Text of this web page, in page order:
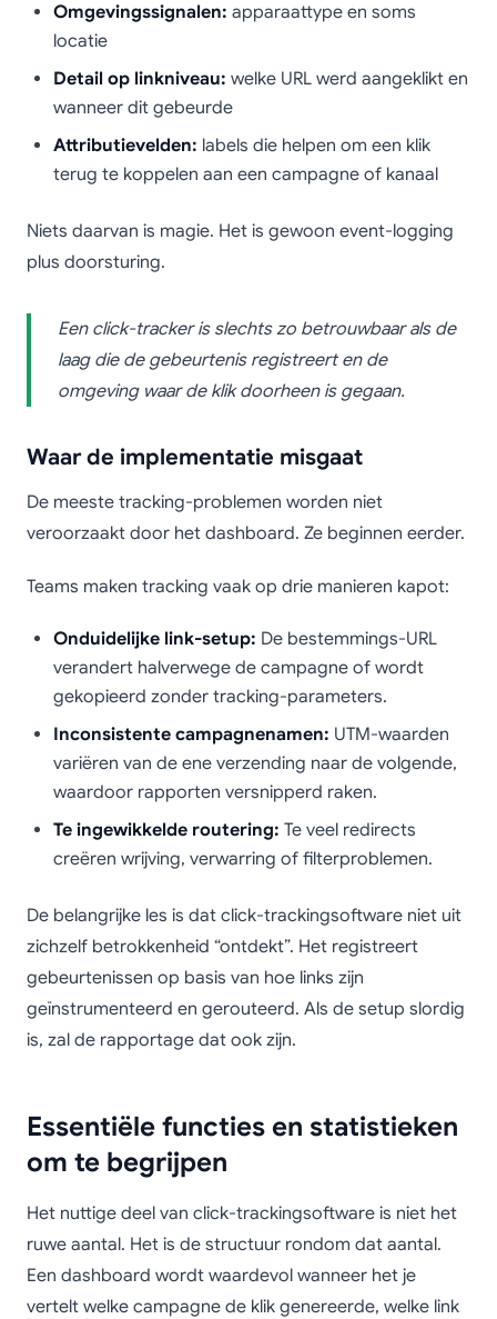
Omgevingssignalen: apparaattype en soms
locatie
Detail op linkniveau: welke URL werd aangeklikt en
wanneer dit gebeurde
Attributievelden: labels die helpen om een klik
terug te koppelen aan een campagne of kanaal
Niets daarvan is magie. Het is gewoon event-logging
plus doorsturing.
Een click-tracker is slechts zo betrouwbaar als de
laag die de gebeurtenis registreert en de
omgeving waar de klik doorheen is gegaan.
Waar de implementatie misgaat
De meeste tracking-problemen worden niet
veroorzaakt door het dashboard. Ze beginnen eerder.
Teams maken tracking vaak op drie manieren kapot:
Onduidelijke link-setup: De bestemmings-URL
verandert halverwege de campagne of wordt
gekopieerd zonder tracking-parameters.
Inconsistente campagnenamen: UTM-waarden
variëren van de ene verzending naar de volgende,
waardoor rapporten versnipperd raken.
Te ingewikkelde routering: Te veel redirects
creëren wrijving, verwarring of filterproblemen.
De belangrijke les is dat click-trackingsoftware niet uit
zichzelf betrokkenheid “ontdekt”. Het registreert
gebeurtenissen op basis van hoe links zijn
geïnstrumenteerd en gerouteerd. Als de setup slordig
is, zal de rapportage dat ook zijn.
Essentiële functies en statistieken
om te begrijpen
Het nuttige deel van click-trackingsoftware is niet het
ruwe aantal. Het is de structuur rondom dat aantal.
Een dashboard wordt waardevol wanneer het je
vertelt welke campagne de klik genereerde, welke link